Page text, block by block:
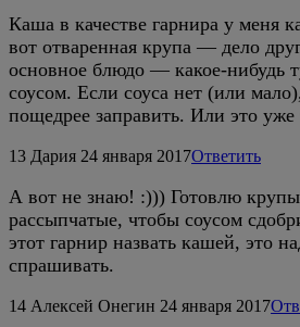
Каша в качестве гарнира у меня
вот отваренная крупа — дело
основное блюдо — какое-нибудь
соусом. Если соуса нет (или
пощедрее заправить. Или это уже
13 Дария 24 января 2017Ответить
А вот не знаю! :))) Готовлю
рассыпчатые, чтобы соусом
этот гарнир назвать кашей, это
спрашивать.
14 Алексей Онегин 24 января 2017